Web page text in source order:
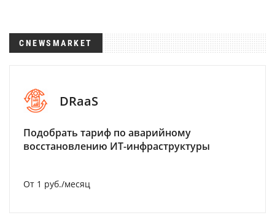
CNEWSMARKET
DRaaS
Подобрать тариф по аварийному
восстановлению ИТ-инфраструктуры
От 1 руб./месяц